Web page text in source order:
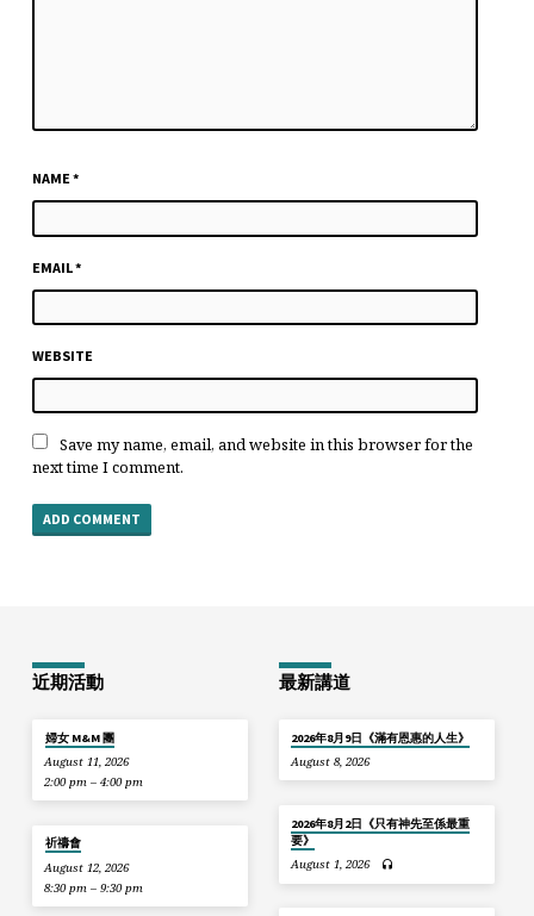
NAME*
EMAIL*
WEBSITE
Save my name, email, and website in this browser for the
next time I comment.
近期活動
婦女 M&M 團
August 11, 2026
2:00 pm – 4:00 pm
祈禱會
August 12, 2026
8:30 pm – 9:30 pm
最新講道
2026年8月9日《滿有恩惠的人生》
August 8, 2026
2026年8月2日《只有神先至係最重
要》
August 1, 2026